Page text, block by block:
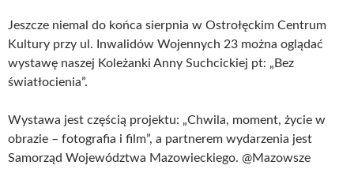
Jeszcze niemal do końca sierpnia w Ostrołęckim Centrum
Kultury przy ul. Inwalidów Wojennych 23 można oglądać
wystawę naszej Koleżanki Anny Suchcickiej pt: „Bez
światłocienia”.
Wystawa jest częścią projektu: „Chwila, moment, życie w
obrazie – fotografia i film”, a partnerem wydarzenia jest
Samorząd Województwa Mazowieckiego. @Mazowsze